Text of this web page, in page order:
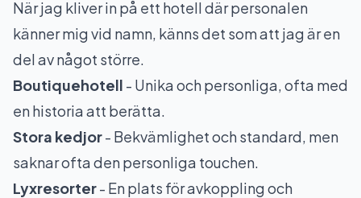
När jag kliver in på ett hotell där personalen
känner mig vid namn, känns det som att jag är en
del av något större.
Boutiquehotell - Unika och personliga, ofta med
en historia att berätta.
Stora kedjor- Bekvämlighet och standard, men
saknar ofta den personliga touchen.
Lyxresorter- En plats för avkoppling och